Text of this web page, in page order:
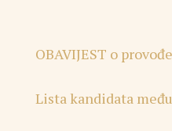
OBAVIJEST o
Lista kandidata